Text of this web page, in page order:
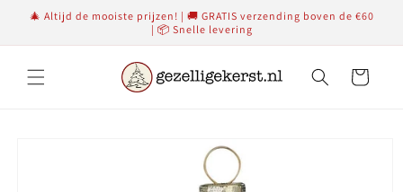
naar de
🎄 Altijd de mooiste prijzen! | 🚚 GRATIS verzending boven de €60
| 📦 Snelle levering
Winkelwagen